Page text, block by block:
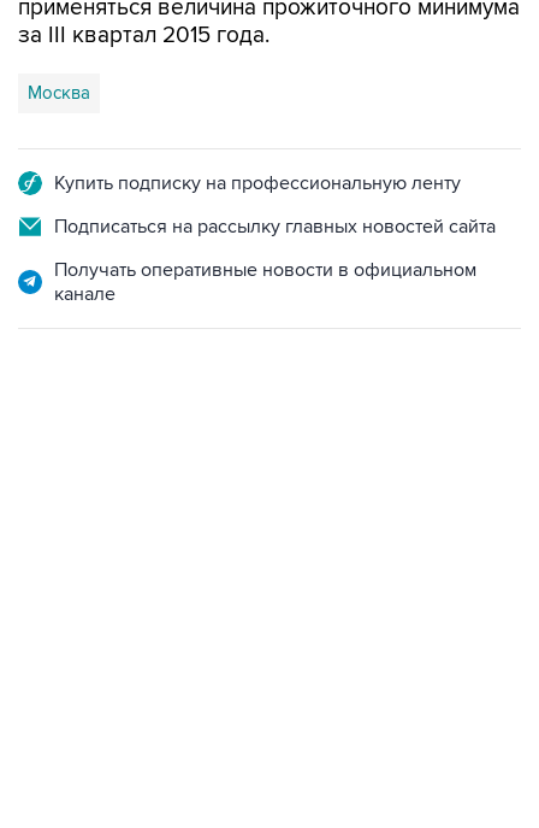
Москва
Подписаться на рассылку главных новостей сайта
Получать оперативные новости в официальном